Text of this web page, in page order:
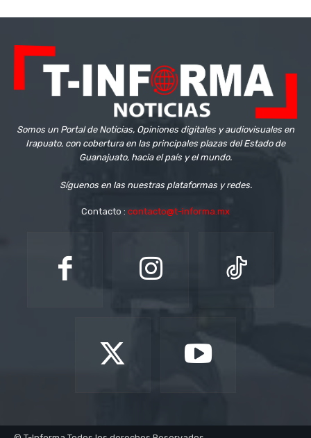
Somos un Portal de Noticias, Opiniones digitales y audiovisuales en
Irapuato, con cobertura en las principales plazas del Estado de
Guanajuato, hacia el país y el mundo.
Síguenos en las nuestras plataformas y redes.
Contacto : contacto@t-informa.mx